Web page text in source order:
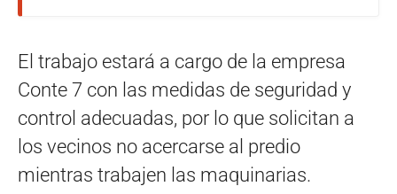
El trabajo estará a cargo de la empresa
Conte 7 con las medidas de seguridad y
control adecuadas, por lo que solicitan a
los vecinos no acercarse al predio
mientras trabajen las maquinarias.